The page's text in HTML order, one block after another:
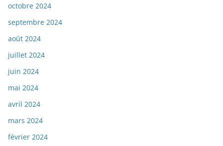
octobre 2024
septembre 2024
août 2024
juillet 2024
juin 2024
mai 2024
avril 2024
mars 2024
février 2024